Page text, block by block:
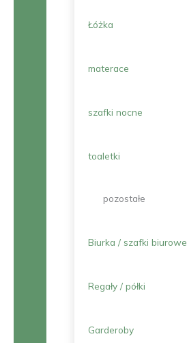
Łóżka
materace
szafki nocne
toaletki
pozostałe
Biurka / szafki biurowe
Regały / półki
Garderoby